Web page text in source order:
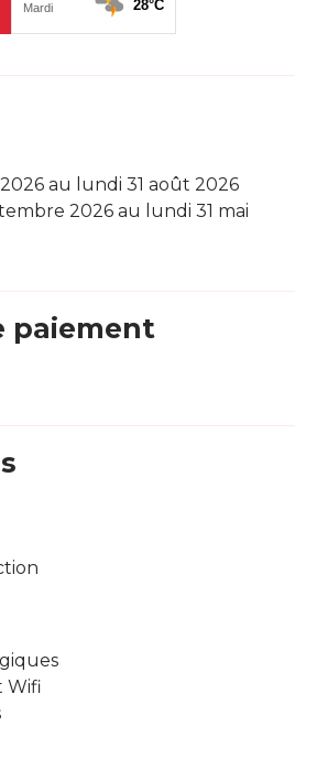
au lundi 31 août 2026
2026 au lundi 31 mai
paiement
Wifi